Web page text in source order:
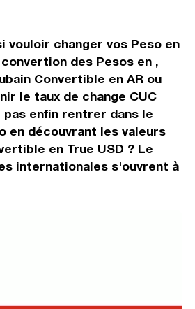
vouloir changer vos Peso en
des Pesos en ,
Convertible en AR ou
le taux de change CUC
pas enfin rentrer dans le
en découvrant les valeurs
en True USD ? Le
internationales s'ouvrent à